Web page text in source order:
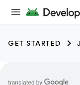
GET STARTED